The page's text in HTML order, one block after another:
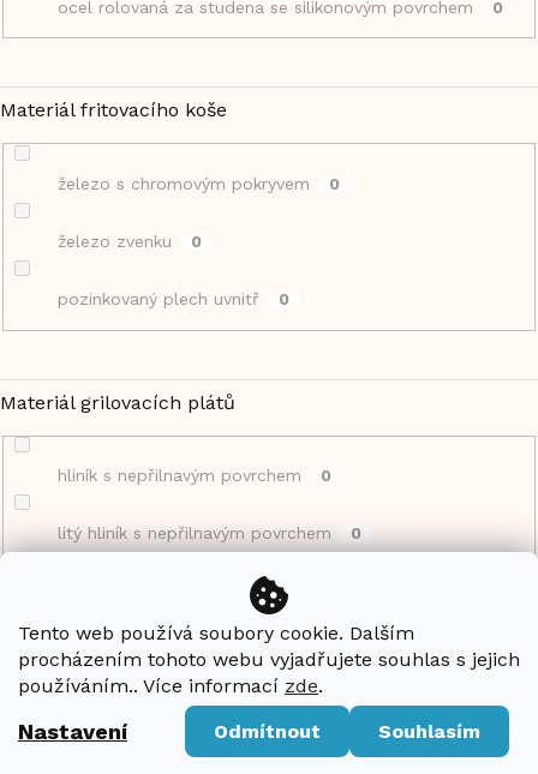
Tento web používá soubory cookie. Dalším
procházením tohoto webu vyjadřujete souhlas s jejich
používáním.. Více informací zde.
Nastavení Odmítnout Souhlasím
ocel rolovaná za studena se silikonovým povrchem 0
Materiál fritovacího koše
železo s chromovým pokryvem 0
železo zvenku 0
pozinkovaný plech uvnitř 0
Materiál grilovacích plátů
hliník s nepřilnavým povrchem 0
litý hliník s nepřilnavým povrchem 0
hliník s keramických povrchem 0